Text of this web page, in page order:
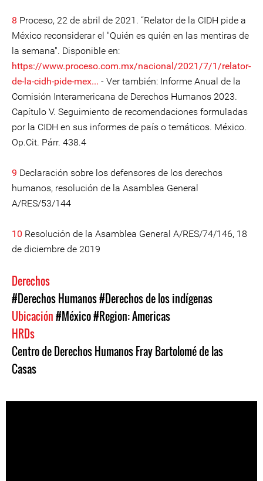
8 Proceso, 22 de abril de 2021. “Relator de la CIDH pide a
México reconsiderar el "Quién es quién en las mentiras de
la semana". Disponible en:
https://www.proceso.com.mx/nacional/2021/7/1/relator-
de-la-cidh-pide-mex... - Ver también: Informe Anual de la
Comisión Interamericana de Derechos Humanos 2023.
Capítulo V. Seguimiento de recomendaciones formuladas
por la CIDH en sus informes de país o temáticos. México.
Op.Cit. Párr. 438.4
9 Declaración sobre los defensores de los derechos
humanos, resolución de la Asamblea General
A/RES/53/144
10 Resolución de la Asamblea General A/RES/74/146, 18
de diciembre de 2019
Derechos
#Derechos Humanos#Derechos de los indígenas
Ubicación#México#Region: Americas
HRDs
Centro de Derechos Humanos Fray Bartolomé de las
Casas